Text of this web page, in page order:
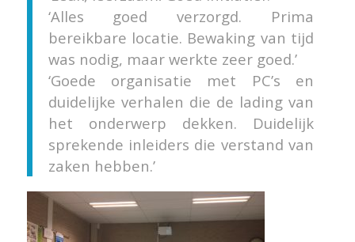
‘Alles goed verzorgd. Prima
bereikbare locatie. Bewaking van tijd
was nodig, maar werkte zeer goed.’
‘Goede organisatie met PC’s en
duidelijke verhalen die de lading van
het onderwerp dekken. Duidelijk
sprekende inleiders die verstand van
zaken hebben.’